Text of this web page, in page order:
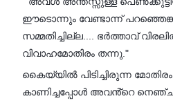
ഈടൊന്നും വേണ്ടാന്ന്
സമ്മതിച്ചില്ല.... ഭർത്താവ്
വിവാഹമോതിരം തന്നു."
കൈയ്യിൽ പിടിച്ചിരുന്ന
കാണിച്ചപ്പോൾ അവൻ്റെ